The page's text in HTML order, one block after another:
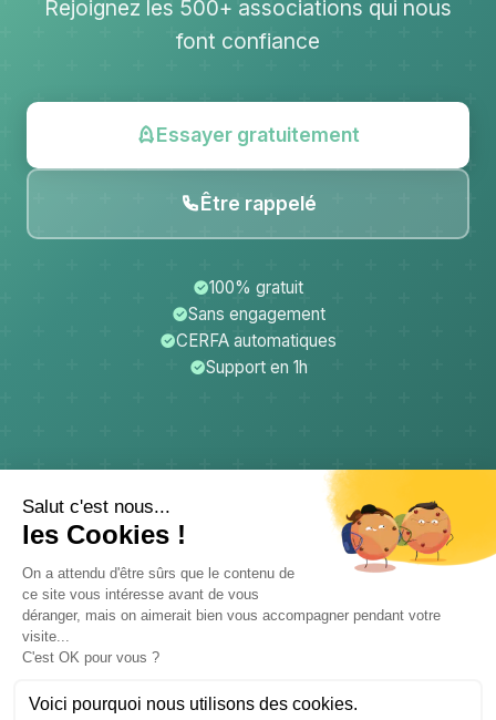
Rejoignez les 500+ associations qui nous
font confiance
Essayer gratuitement
Être rappelé
100% gratuit
Sans engagement
CERFA automatiques
Support en 1h
CerfApp
DonateursMentions légalesConfidentialité
Support